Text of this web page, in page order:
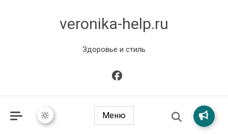
veronika-help.ru
Здоровье и стиль
Меню